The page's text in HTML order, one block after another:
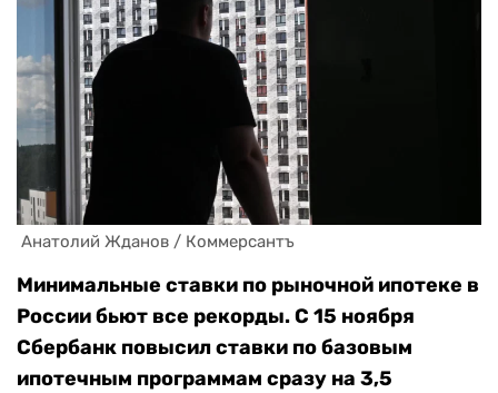
Анатолий Жданов / Коммерсантъ
Минимальные ставки по рыночной ипотеке в
России бьют все рекорды. С 15 ноября
Сбербанк повысил ставки по базовым
ипотечным программам сразу на 3,5